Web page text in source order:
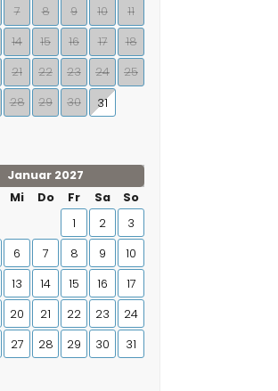
7 8 9 10
11
14 15 16 17
18
21 22 23 24
25
28 29 30 31
Januar 2027
Mi Do Fr Sa
So
1
2
3
6 7 8 9
10
13 14 15 16
17
20 21 22 23
24
27 28 29 30 31